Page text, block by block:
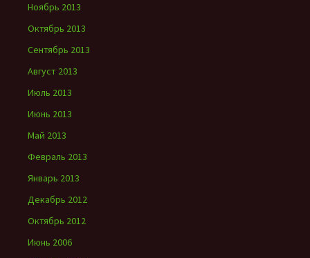
Ноябрь 2013
Октябрь 2013
Сентябрь 2013
Август 2013
Июль 2013
Июнь 2013
Май 2013
Февраль 2013
Январь 2013
Декабрь 2012
Октябрь 2012
Июнь 2006